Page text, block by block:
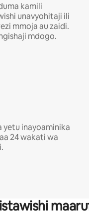
kamili
unavyohitaji ili
mmoja au zaidi.
mdogo.
yetu inayoaminika
24 wakati wa